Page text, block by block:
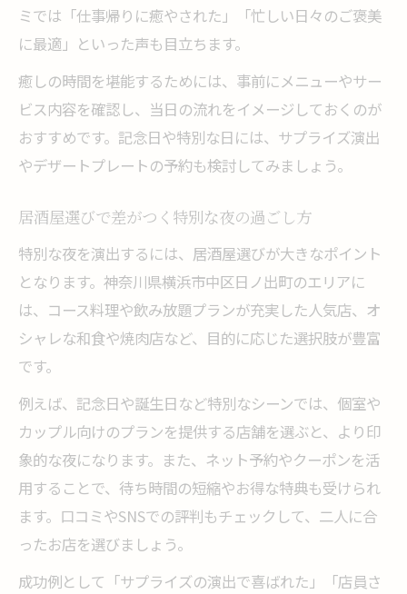
ミでは「仕事帰りに癒やされた」「忙しい日々のご褒美
に最適」といった声も目立ちます。
癒しの時間を堪能するためには、事前にメニューやサー
ビス内容を確認し、当日の流れをイメージしておくのが
おすすめです。記念日や特別な日には、サプライズ演出
やデザートプレートの予約も検討してみましょう。
居酒屋選びで差がつく特別な夜の過ごし方
特別な夜を演出するには、居酒屋選びが大きなポイント
となります。神奈川県横浜市中区日ノ出町のエリアに
は、コース料理や飲み放題プランが充実した人気店、オ
シャレな和食や焼肉店など、目的に応じた選択肢が豊富
です。
例えば、記念日や誕生日など特別なシーンでは、個室や
カップル向けのプランを提供する店舗を選ぶと、より印
象的な夜になります。また、ネット予約やクーポンを活
用することで、待ち時間の短縮やお得な特典も受けられ
ます。口コミやSNSでの評判もチェックして、二人に合
ったお店を選びましょう。
成功例として「サプライズの演出で喜ばれた」「店員さ